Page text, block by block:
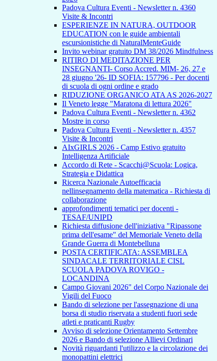
Padova Cultura Eventi - Newsletter n. 4360
Visite & Incontri
ESPERIENZE IN NATURA, OUTDOOR
EDUCATION con le guide ambientali
escursionistiche di NaturalMenteGuide
Invito webinar gratuito DM 38/2026 Mindfulness
RITIRO DI MEDITAZIONE PER
INSEGNANTI- Corso Accred. MIM- 26, 27 e
28 giugno '26- ID SOFIA: 157796 - Per docenti
di scuola di ogni ordine e grado
RIDUZIONE ORGANICO ATA AS 2026-2027
Il Veneto legge "Maratona di lettura 2026"
Padova Cultura Eventi - Newsletter n. 4362
Mostre in corso
Padova Cultura Eventi - Newsletter n. 4357
Visite & Incontri
AIxGIRLS 2026 - Camp Estivo gratuito
Intelligenza Artificiale
Accordo di Rete - Scacchi@Scuola: Logica,
Strategia e Didattica
Ricerca Nazionale Autoefficacia
nellinsegnamento della matematica - Richiesta di
collaborazione
approfondimenti tematici per docenti -
TESAF/UNIPD
Richiesta diffusione dell'iniziativa "Ripassone
prima dell'esame" del Memoriale Veneto della
Grande Guerra di Montebelluna
POSTA CERTIFICATA: ASSEMBLEA
SINDACALE TERRITORIALE CISL
SCUOLA PADOVA ROVIGO -
LOCANDINA
Campo Giovani 2026" del Corpo Nazionale dei
Vigili del Fuoco
Bando di selezione per l'assegnazione di una
borsa di studio riservata a studenti fuori sede
atleti e praticanti Rugby
Avviso di selezione Orientamento Settembre
2026 e Bando di selezione Allievi Ordinari
Novità riguardanti l'utilizzo e la circolazione dei
monopattini elettrici